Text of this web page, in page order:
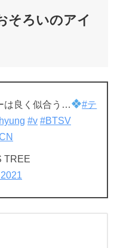
そろいのアイ
は良く似合う…
#テ
#v #BTSV
TREE